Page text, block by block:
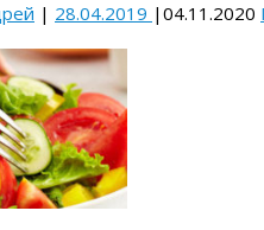
| 28.04.2019 | 04.11.2020